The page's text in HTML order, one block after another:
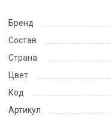
Бренд
Состав
Страна
Цвет
Код
Артикул